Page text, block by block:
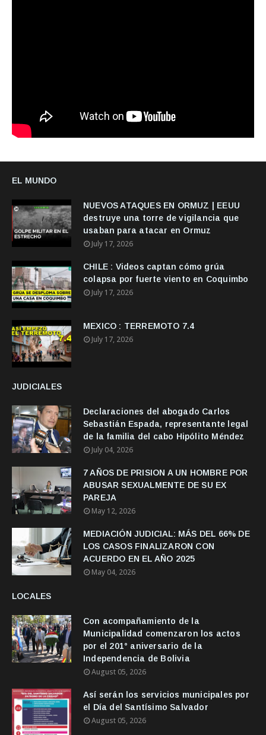
EL MUNDO
NUEVOS ATAQUES EN ORMUZ | EEUU
destruye una torre de vigilancia que
usaban para atacar en Ormuz
July 17, 2026
CHILE : Videos captan cómo grúa
colapsa por fuerte viento en Coquimbo
July 17, 2026
MEXICO : TERREMOTO 7.4
July 17, 2026
JUDICIALES
Declaraciones del abogado Carlos
Sebastián Espada, representante legal
de la familia del cabo Hipólito Méndez
July 04, 2026
7 AÑOS DE PRISION A UN HOMBRE POR
ABUSAR SEXUALMENTE DE SU EX
PAREJA
May 12, 2026
MEDIACIÓN JUDICIAL: MÁS DEL 66% DE
LOS CASOS FINALIZARON CON
ACUERDO EN EL AÑO 2025
May 04, 2026
LOCALES
Con acompañamiento de la
Municipalidad comenzaron los actos
por el 201° aniversario de la
Independencia de Bolivia
August 05, 2026
Así serán los servicios municipales por
el Día del Santísimo Salvador
August 05, 2026